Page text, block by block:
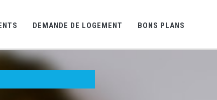
DEMANDE DE LOGEMENT BONS PLANS